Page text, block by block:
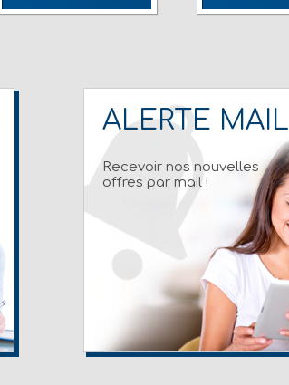
ALERTE MAIL
Recevoir nos nouvelles
offres par mail !